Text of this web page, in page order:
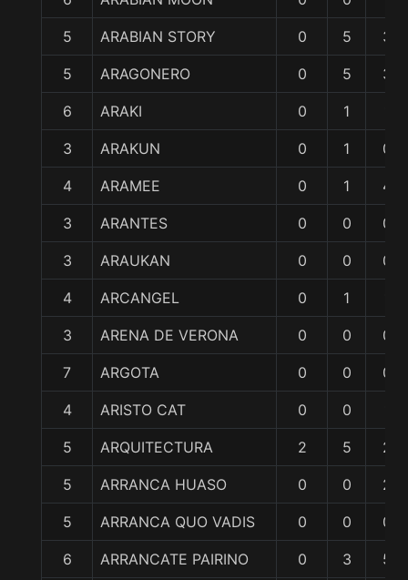
5 ARABIAN STORY 0 5 3
5 ARAGONERO 0 5 3
6 ARAKI 0 1
3 ARAKUN 0 1 0
4 ARAMEE 0 1 4
3 ARANTES 0 0 0
3 ARAUKAN 0 0 0
4 ARCANGEL 0 1
3 ARENA DE VERONA 0 0 0
7 ARGOTA 0 0 0
4 ARISTO CAT 0 0
5 ARQUITECTURA 2 5 2
5 ARRANCA HUASO 0 0 2
5 ARRANCA QUO VADIS 0 0 0
6 ARRANCATE PAIRINO 0 3 5